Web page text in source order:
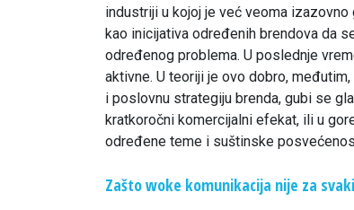
industriji u kojoj je već veoma
kao inicijativa određenih brendova da
određenog problema. U poslednje
aktivne. U teoriji je ovo dobro,
i poslovnu strategiju brenda, gubi se
kratkoročni komercijalni efekat, ili u
određene teme i suštinske
Zašto woke komunikacija nije za